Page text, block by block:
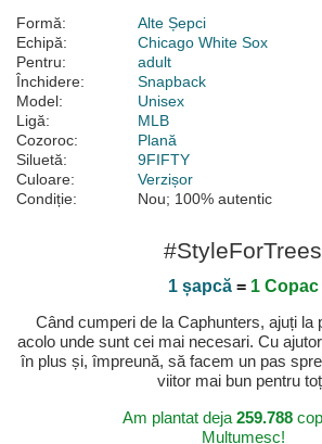
Formă:
Alte Șepci
Echipă:
Chicago White Sox
Pentru:
adult
Închidere:
Snapback
Model:
Unisex
Ligă:
MLB
Cozoroc:
Plană
Siluetă:
9FIFTY
Culoare:
Verzișor
Condiție:
Nou; 100% autentic
#StyleForTrees
1 șapcă= 1 Copac
Când cumperi de la Caphunters, ajuți la
acolo unde sunt cei mai necesari. Cu
în plus și, împreună, să facem un pas
viitor mai bun pentru
Am plantat deja 259.788
Mulțumesc!